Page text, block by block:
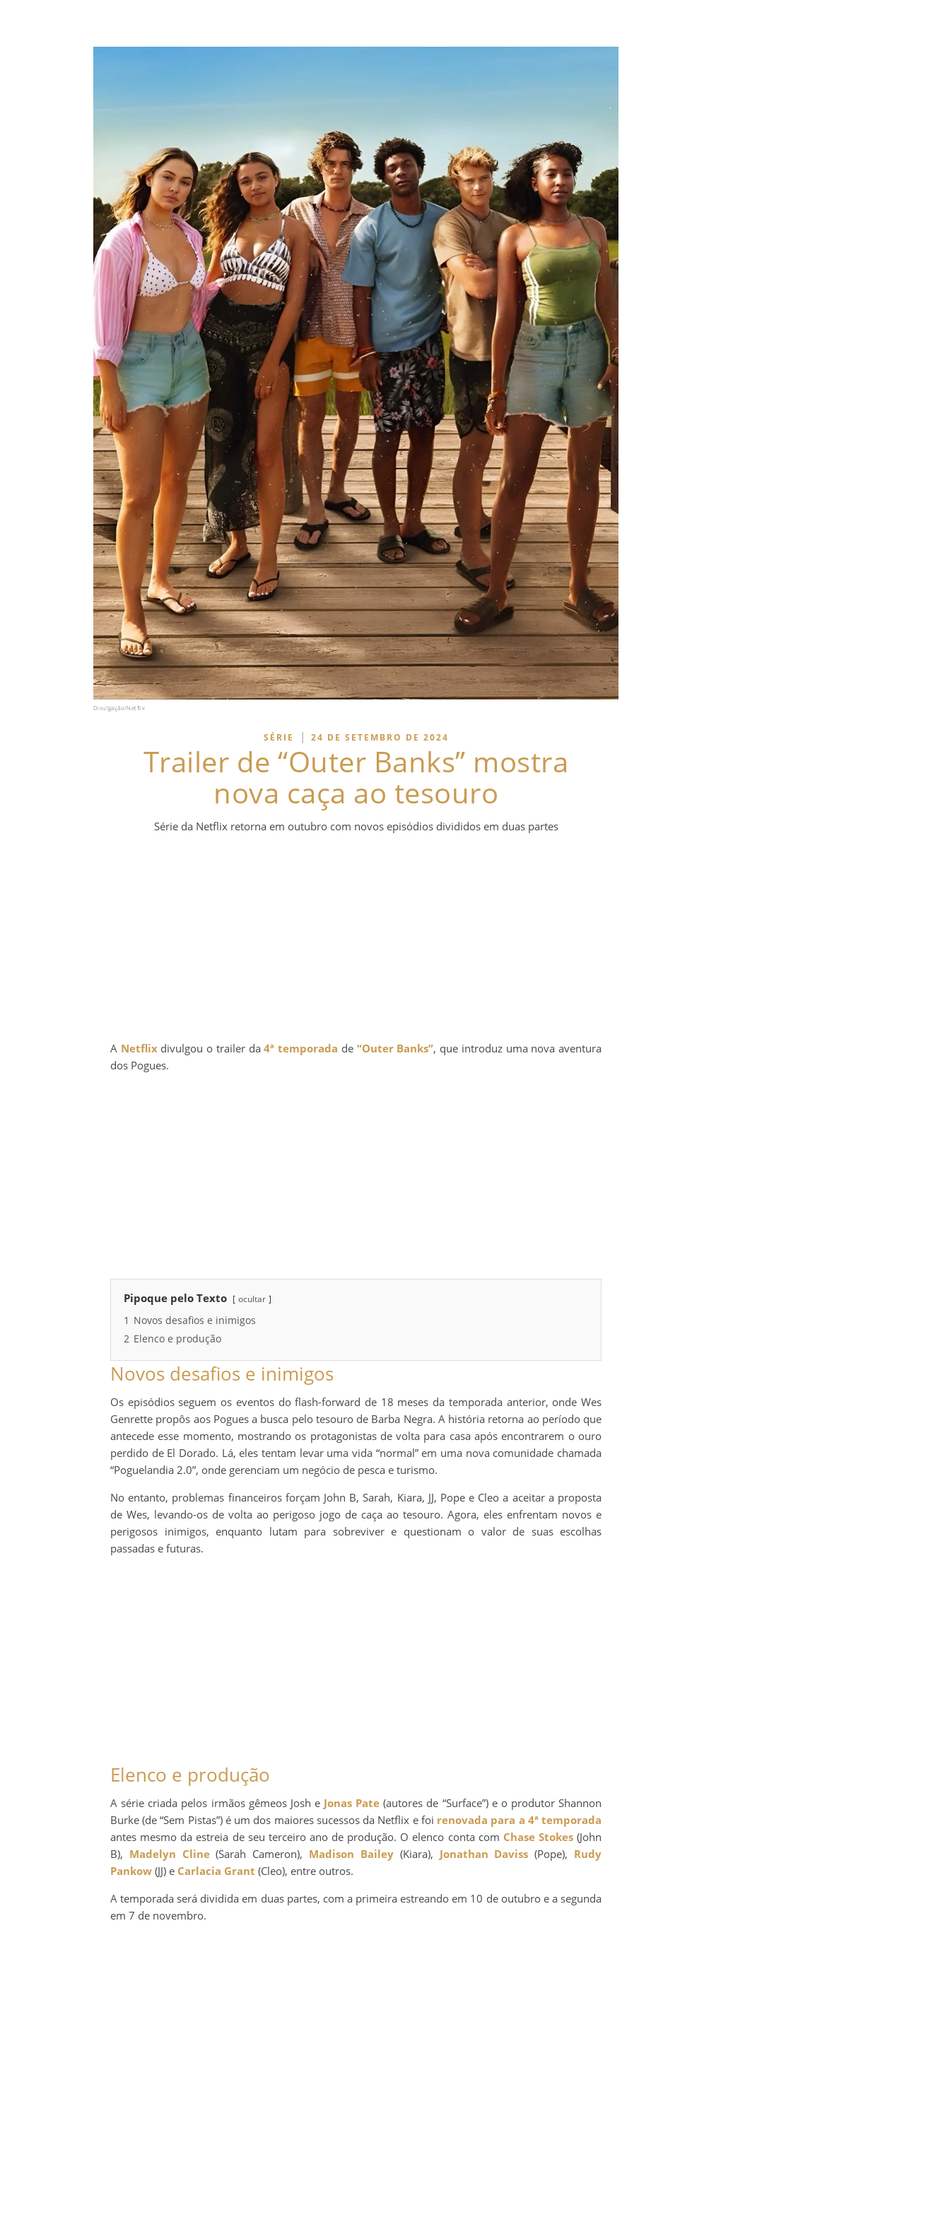
Divulgação/Netflix
SÉRIE | 24 DE SETEMBRO DE 2024
Trailer de “Outer Banks” mostra
nova caça ao tesouro
Série da Netflix retorna em outubro com novos episódios divididos em duas partes
A Netflixdivulgou o trailer da4ª temporada de “Outer Banks”, que introduz uma nova aventura
dos Pogues.
Pipoque pelo Texto ocultar
1 Novos desafios e inimigos
2 Elenco e produção
Novos desafios e inimigos
Os episódios seguem os eventos do flash-forward de 18 meses da temporada anterior, onde Wes
Genrette propôs aos Pogues a busca pelo tesouro de Barba Negra. A história retorna ao período que
antecede esse momento, mostrando os protagonistas de volta para casa após encontrarem o ouro
perdido de El Dorado. Lá, eles tentam levar uma vida “normal” em uma nova comunidade chamada
“Poguelandia 2.0”, onde gerenciam um negócio de pesca e turismo.
No entanto, problemas financeiros forçam John B, Sarah, Kiara, JJ, Pope e Cleo a aceitar a proposta
de Wes, levando-os de volta ao perigoso jogo de caça ao tesouro. Agora, eles enfrentam novos e
perigosos inimigos, enquanto lutam para sobreviver e questionam o valor de suas escolhas
passadas e futuras.
Elenco e produção
A série criada pelos irmãos gêmeos Josh e Jonas Pate (autores de “Surface”) e o produtor Shannon
Burke (de “Sem Pistas”) é um dos maiores sucessos da Netflix e foi renovada para a 4ª temporada
antes mesmo da estreia de seu terceiro ano de produção. O elenco conta com Chase Stokes(John
B), Madelyn Cline(Sarah Cameron), Madison Bailey(Kiara), Jonathan Daviss (Pope), Rudy
Pankow (JJ) e Carlacia Grant (Cleo), entre outros.
A temporada será dividida em duas partes, com a primeira estreando em 10 de outubro e a segunda
em 7 de novembro.